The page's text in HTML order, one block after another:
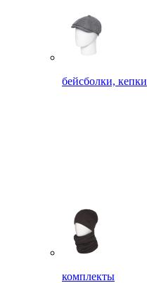
бейсболки, кепки
комплекты